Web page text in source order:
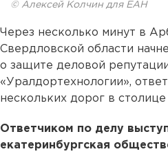
© Алексей Колчин для ЕАН
Через несколько минут в
Свердловской области
о защите деловой
«Уралдортехнологии»,
нескольких дорог в столице
Ответчиком по делу
екатеринбургская